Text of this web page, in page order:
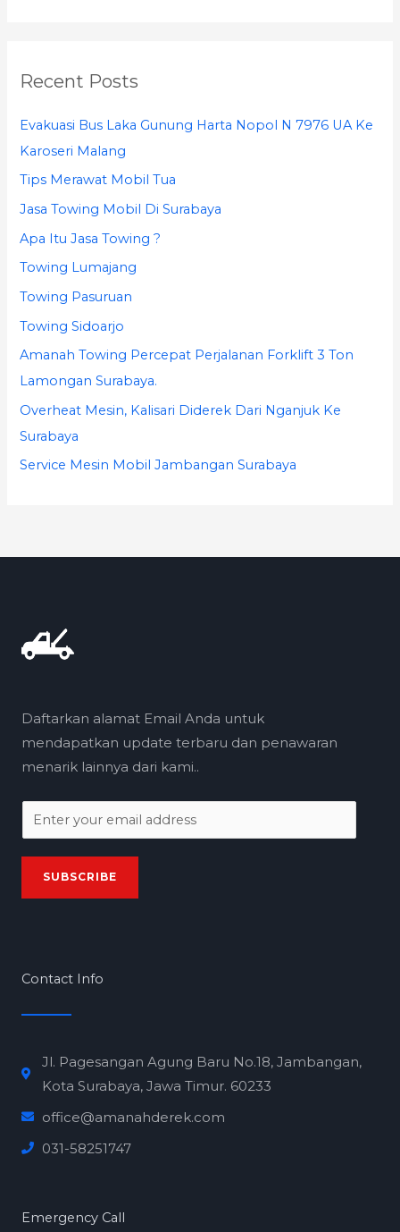
c
r
:
Recent Posts
Evakuasi Bus Laka Gunung Harta Nopol N 7976 UA Ke
Karoseri Malang
Tips Merawat Mobil Tua
Jasa Towing Mobil Di Surabaya
Apa Itu Jasa Towing ?
Towing Lumajang
Towing Pasuruan
Towing Sidoarjo
Amanah Towing Percepat Perjalanan Forklift 3 Ton
Lamongan Surabaya.
Overheat Mesin, Kalisari Diderek Dari Nganjuk Ke
Surabaya
Service Mesin Mobil Jambangan Surabaya
Daftarkan alamat Email Anda untuk
mendapatkan update terbaru dan penawaran
menarik lainnya dari kami..
m
a
SUBSCRIBE
Contact Info
Jl. Pagesangan Agung Baru No.18, Jambangan,
Kota Surabaya, Jawa Timur. 60233
office@amanahderek.com
031-58251747
Emergency Call